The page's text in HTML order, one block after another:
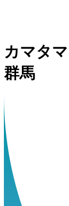
カマタ
群馬